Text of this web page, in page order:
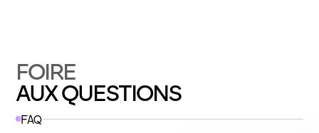
FOIRE
AUX QUESTIONS
FAQ